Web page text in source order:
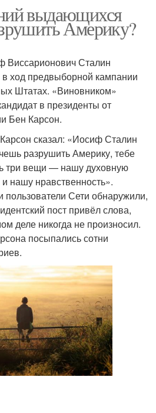
выдающихся
Америку?
Виссарионович Сталин
ход предвыборной кампании
Штатах. «Виновником»
в президенты от
Бен Карсон.
сказал: «Иосиф Сталин
разрушить Америку, тебе
три вещи — нашу духовную
нашу нравственность».
пользователи Сети обнаружили,
пост привёл слова,
деле никогда не произносил.
посыпались сотни